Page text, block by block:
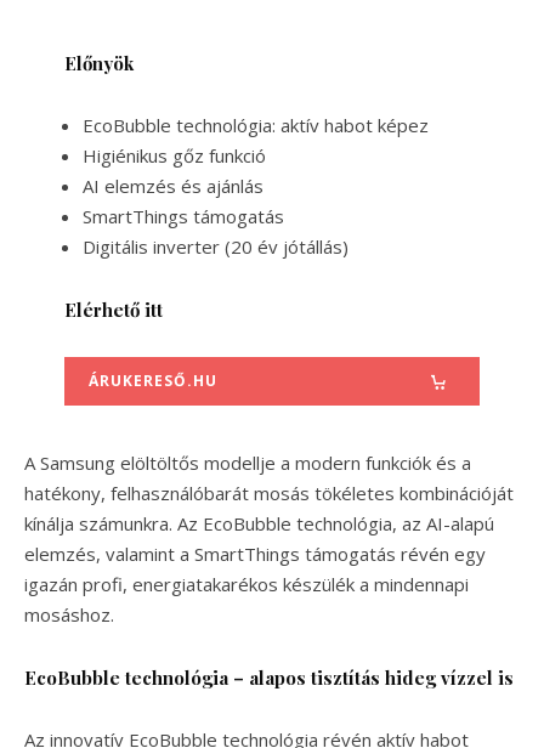
Előnyök
EcoBubble technológia: aktív habot képez
Higiénikus gőz funkció
AI elemzés és ajánlás
SmartThings támogatás
Digitális inverter (20 év jótállás)
Elérhető itt
ÁRUKERESŐ.HU
A Samsung elöltöltős modellje a modern funkciók és a
hatékony, felhasználóbarát mosás tökéletes kombinációját
kínálja számunkra. Az EcoBubble technológia, az AI-alapú
elemzés, valamint a SmartThings támogatás révén egy
igazán profi, energiatakarékos készülék a mindennapi
mosáshoz.
EcoBubble technológia – alapos tisztítás hideg vízzel is
Az innovatív EcoBubble technológia révén aktív habot